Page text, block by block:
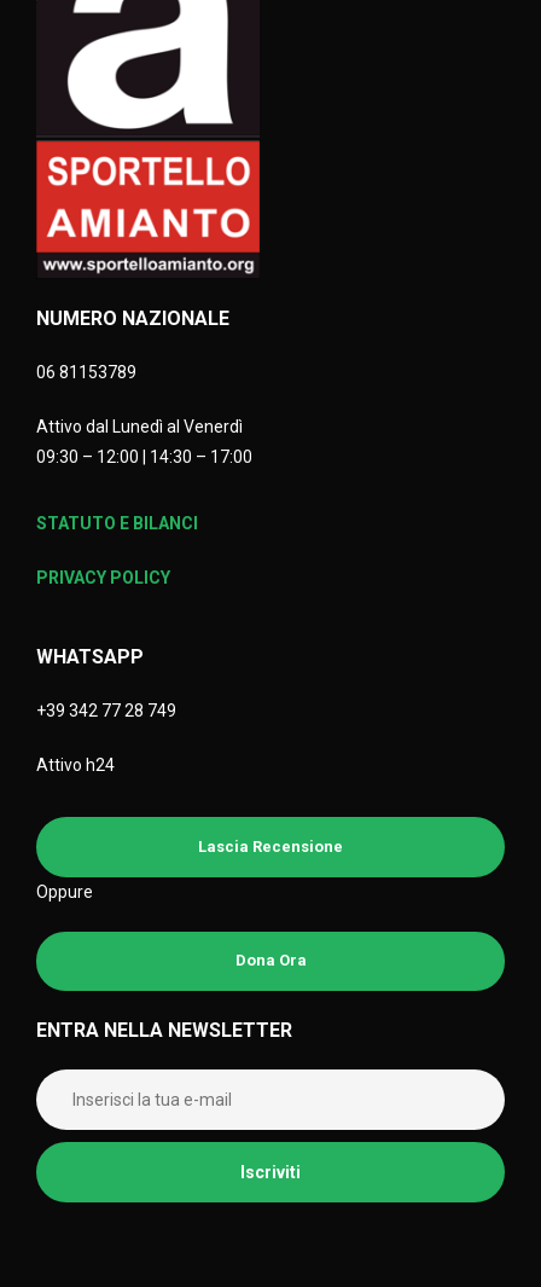
NUMERO NAZIONALE
06 81153789
Attivo dal Lunedì al Venerdì
09:30 – 12:00 | 14:30 – 17:00
STATUTO E BILANCI
PRIVACY POLICY
WHATSAPP
+39 342 77 28 749
Attivo h24
Lascia Recensione
Oppure
Dona Ora
ENTRA NELLA NEWSLETTER